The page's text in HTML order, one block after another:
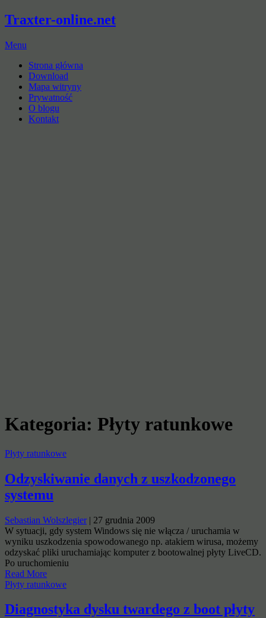
Traxter-online.net
Menu
Strona główna
Download
Mapa witryny
Prywatność
O blogu
Kontakt
Kategoria: Płyty ratunkowe
Płyty ratunkowe
Odzyskiwanie danych z uszkodzonego
systemu
Sebastian Wolszlegier| 27 grudnia 2009
W sytuacji, gdy system Windows się nie włącza / uruchamia w
wyniku uszkodzenia spowodowanego np. atakiem wirusa, możemy
odzyskać pliki uruchamiając komputer z bootowalnej płyty LiveCD.
Po uruchomieniu
Read More
Płyty ratunkowe
Diagnostyka dysku twardego z boot płyty